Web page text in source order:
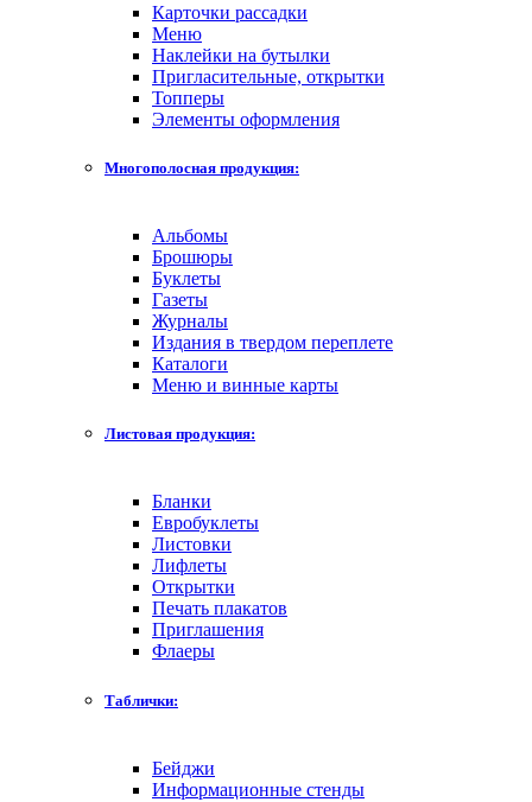
Карточки рассадки
Меню
Наклейки на бутылки
Пригласительные, открытки
Топперы
Элементы оформления
Многополосная продукция:
Альбомы
Брошюры
Буклеты
Газеты
Журналы
Издания в твердом переплете
Каталоги
Меню и винные карты
Листовая продукция:
Бланки
Евробуклеты
Листовки
Лифлеты
Открытки
Печать плакатов
Приглашения
Флаеры
Таблички:
Бейджи
Информационные стенды